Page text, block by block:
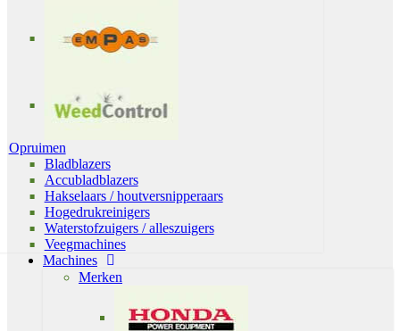
Opruimen
Bladblazers
Accubladblazers
Hakselaars / houtversnipperaars
Hogedrukreinigers
Waterstofzuigers / alleszuigers
Veegmachines
Machines
Merken